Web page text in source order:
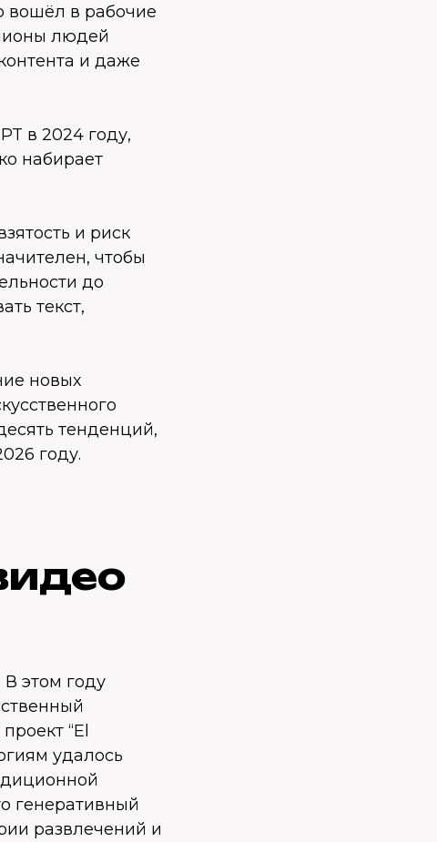
вошёл в рабочие
людей
и даже
в 2024 году,
набирает
и риск
чтобы
до
текст,
новых
тенденций,
году.
этом году
“El
удалось
генеративный
развлечений и